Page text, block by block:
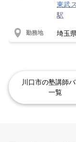
東武
駅
勤務地 埼玉
川口市の塾講師バ
一覧